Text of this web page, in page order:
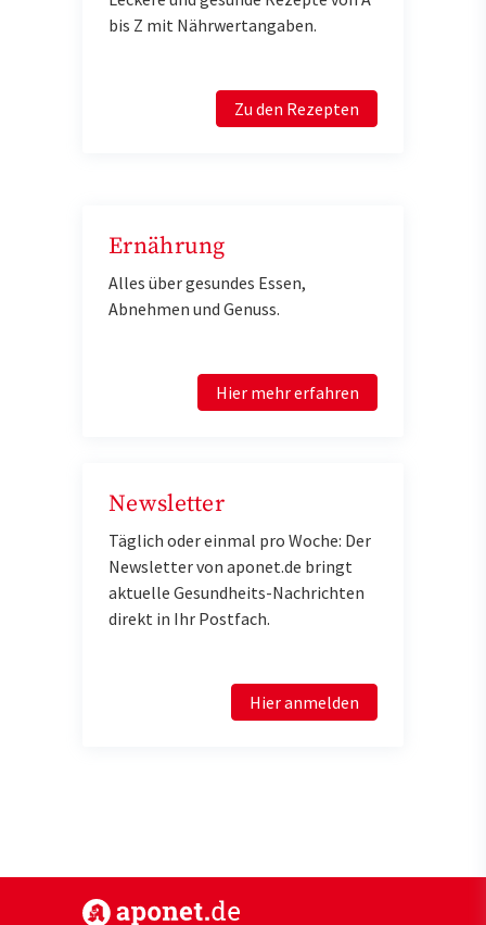
bis Z mit Nährwertangaben.
Zu den Rezepten
Ernährung
Alles über gesundes Essen,
Abnehmen und Genuss.
Hier mehr erfahren
Newsletter
Täglich oder einmal pro Woche: Der
Newsletter von aponet.de bringt
aktuelle Gesundheits-Nachrichten
direkt in Ihr Postfach.
Hier anmelden